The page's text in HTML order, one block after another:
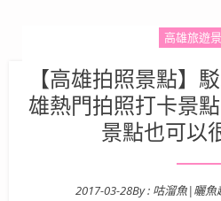
高雄旅遊
【高雄拍照景點】
雄熱門拍照打卡景
景點也可以
2017-03-28By : 咕溜魚|曬魚